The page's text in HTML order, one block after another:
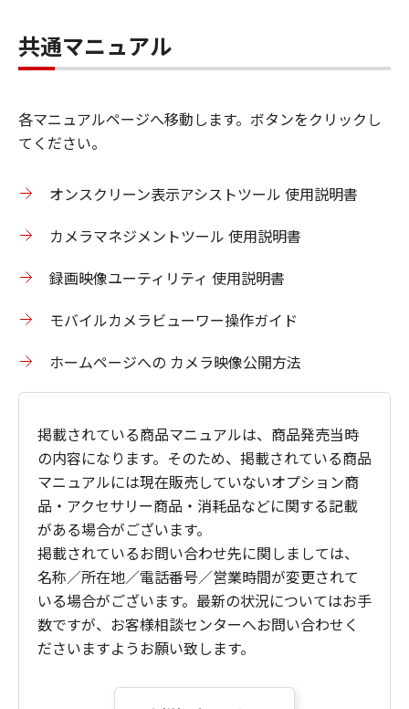
共通マニュアル
各マニュアルページへ移動します。ボタンをクリックし
てください。
オンスクリーン表示アシストツール 使用説明書
カメラマネジメントツール 使用説明書
録画映像ユーティリティ 使用説明書
モバイルカメラビューワー操作ガイド
ホームページへの カメラ映像公開方法
掲載されている商品マニュアルは、商品発売当時
の内容になります。そのため、掲載されている商品
マニュアルには現在販売していないオプション商
品・アクセサリー商品・消耗品などに関する記載
がある場合がございます。
掲載されているお問い合わせ先に関しましては、
名称／所在地／電話番号／営業時間が変更されて
いる場合がございます。最新の状況についてはお手
数ですが、お客様相談センターへお問い合わせく
ださいますようお願い致します。